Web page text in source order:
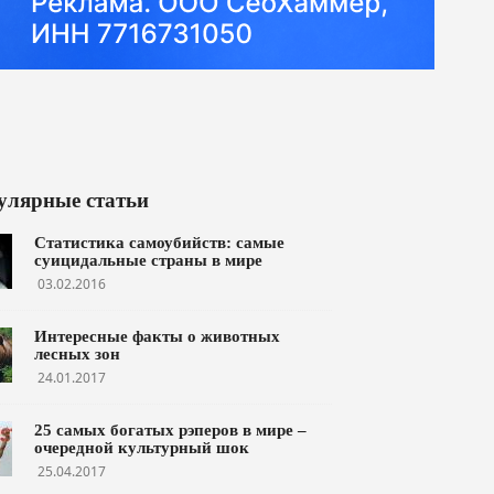
статьи
Статистика самоубийств: самые
суицидальные страны в мире
03.02.2016
Интересные факты о животных
лесных зон
24.01.2017
25 самых богатых рэперов в мире –
очередной культурный шок
25.04.2017